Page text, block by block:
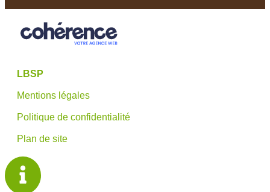
LBSP
Mentions légales
Politique de confidentialité
Plan de site